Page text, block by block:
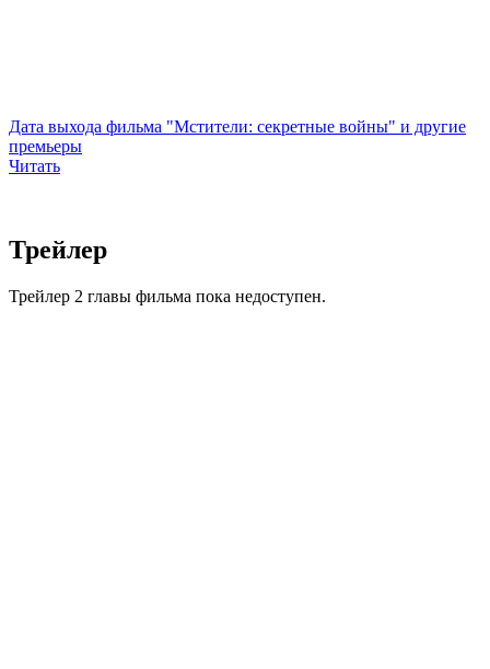
Дата выхода фильма "Мстители: секретные войны" и другие
премьеры
Читать
Трейлер
Трейлер 2 главы фильма пока недоступен.